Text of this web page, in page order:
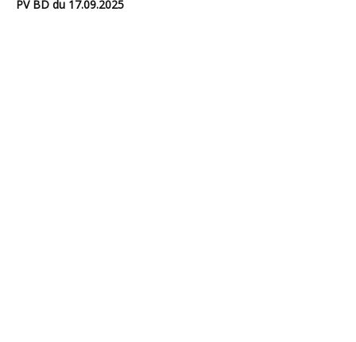
PV BD du 17.09.2025